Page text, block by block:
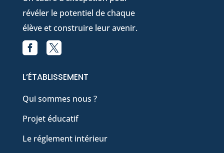
révéler le potentiel de chaque
élève et construire leur avenir.
 Facebook

L’ÉTABLISSEMENT
Qui sommes nous ?
Projet éducatif
Le réglement intérieur